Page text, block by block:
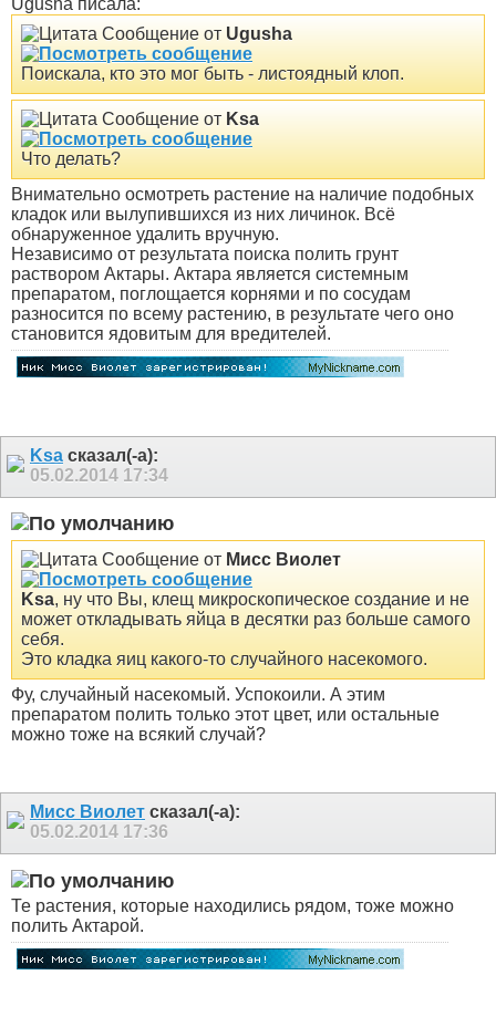
Сообщение от Ugusha
Поискала, кто это мог быть - листоядный клоп.
Сообщение от Ksa
Что делать?
Внимательно осмотреть растение на наличие подобных
кладок или вылупившихся из них личинок. Всё
обнаруженное удалить вручную.
Независимо от результата поиска полить грунт
раствором Актары. Актара является системным
препаратом, поглощается корнями и по сосудам
разносится по всему растению, в результате чего оно
становится ядовитым для вредителей.
Ksa сказал(-а):
05.02.2014 17:34
Сообщение от Мисс Виолет
Ksa, ну что Вы, клещ микроскопическое создание и не
может откладывать яйца в десятки раз больше самого
себя.
Это кладка яиц какого-то случайного насекомого.
Фу, случайный насекомый. Успокоили. А этим
препаратом полить только этот цвет, или остальные
можно тоже на всякий случай?
Мисс Виолет сказал(-а):
05.02.2014 17:36
Те растения, которые находились рядом, тоже можно
полить Актарой.